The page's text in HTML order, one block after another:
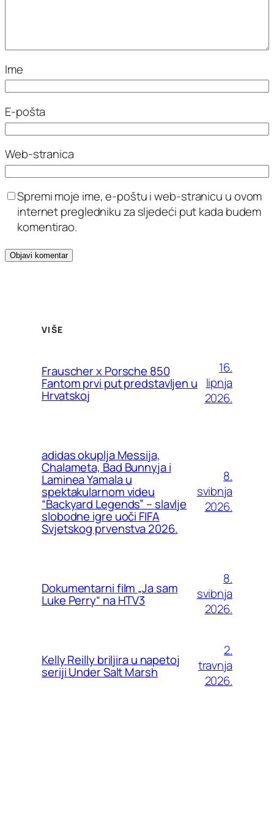
Ime
E-pošta
Web-stranica
Spremi moje ime, e-poštu i web-stranicu u ovom
internet pregledniku za sljedeći put kada budem
komentirao.
VIŠE
Frauscher x Porsche 850
Fantom prvi put predstavljen u
Hrvatskoj
16.
lipnja
2026.
adidas okuplja Messija,
Chalameta, Bad Bunnyja i
Laminea Yamala u
spektakularnom videu
“Backyard Legends” – slavlje
slobodne igre uoči FIFA
Svjetskog prvenstva 2026.
8.
svibnja
2026.
Dokumentarni film „Ja sam
Luke Perry“ na HTV3
8.
svibnja
2026.
Kelly Reilly briljira u napetoj
seriji Under Salt Marsh
2.
travnja
2026.